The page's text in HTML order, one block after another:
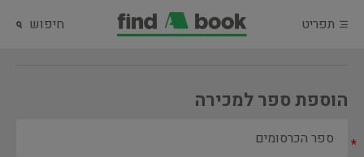
תפריט חיפוש
הוספת ספר למכירה
*